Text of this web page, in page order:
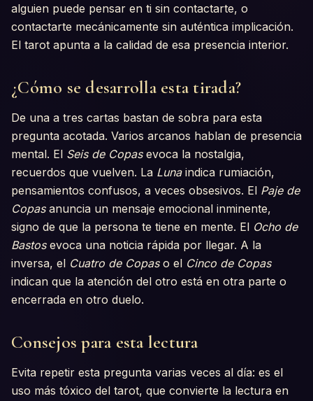
alguien puede pensar en ti sin contactarte, o
contactarte mecánicamente sin auténtica implicación.
El tarot apunta a la calidad de esa presencia interior.
¿Cómo se desarrolla esta tirada?
De una a tres cartas bastan de sobra para esta
pregunta acotada. Varios arcanos hablan de presencia
mental. El Seis de Copasevoca la nostalgia,
recuerdos que vuelven. La Lunaindica rumiación,
pensamientos confusos, a veces obsesivos. El Paje de
Copasanuncia un mensaje emocional inminente,
signo de que la persona te tiene en mente. El Ocho de
Bastosevoca una noticia rápida por llegar. A la
inversa, el Cuatro de Copaso el Cinco de Copas
indican que la atención del otro está en otra parte o
encerrada en otro duelo.
Consejos para esta lectura
Evita repetir esta pregunta varias veces al día: es el
uso más tóxico del tarot, que convierte la lectura en